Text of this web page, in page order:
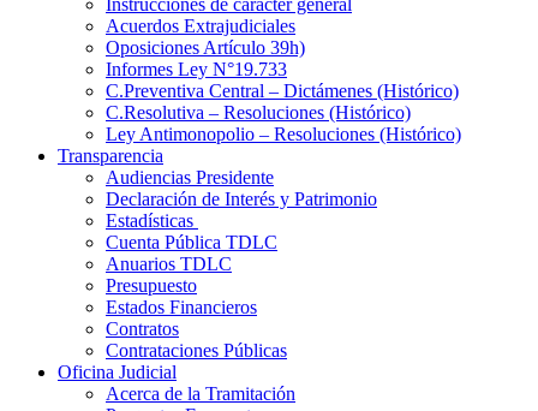
Instrucciones de carácter general
Acuerdos Extrajudiciales
Oposiciones Artículo 39h)
Informes Ley N°19.733
C.Preventiva Central – Dictámenes (Histórico)
C.Resolutiva – Resoluciones (Histórico)
Ley Antimonopolio – Resoluciones (Histórico)
Transparencia
Audiencias Presidente
Declaración de Interés y Patrimonio
Estadísticas
Cuenta Pública TDLC
Anuarios TDLC
Presupuesto
Estados Financieros
Contratos
Contrataciones Públicas
Oficina Judicial
Acerca de la Tramitación